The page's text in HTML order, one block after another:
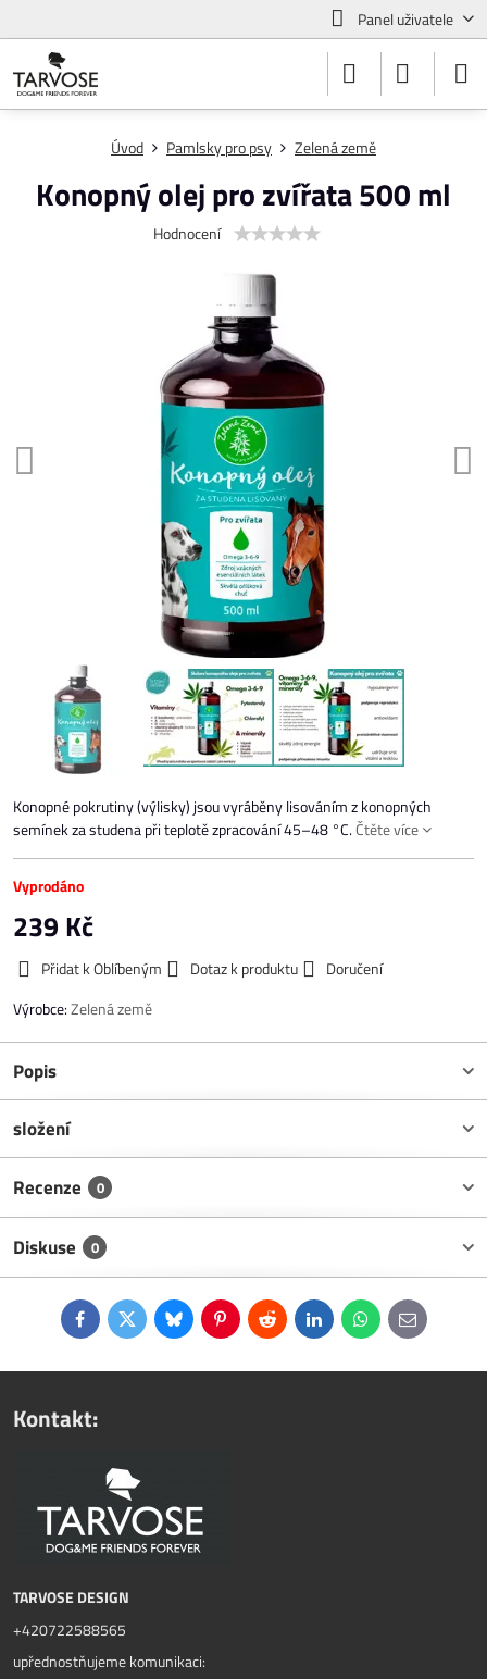
Panel uživatele
Úvod Pamlsky pro psy Zelená země
Konopný olej pro zvířata 500 ml
Hodnocení
Konopné pokrutiny (výlisky) jsou vyráběny lisováním z konopných
semínek za studena při teplotě zpracování 45–48 °C.Čtěte více
Vyprodáno
239 Kč
Přidat k Oblíbeným Dotaz k produktu
Doručení
Výrobce:Zelená země
Popis
složení
Recenze 0
Diskuse 0
FacebookTwitterBlueskyPinterestReddit LinkedInWhatsApp
E-
mail
Kontakt:
TARVOSE DESIGN
+420722588565
upřednostňujeme komunikaci: